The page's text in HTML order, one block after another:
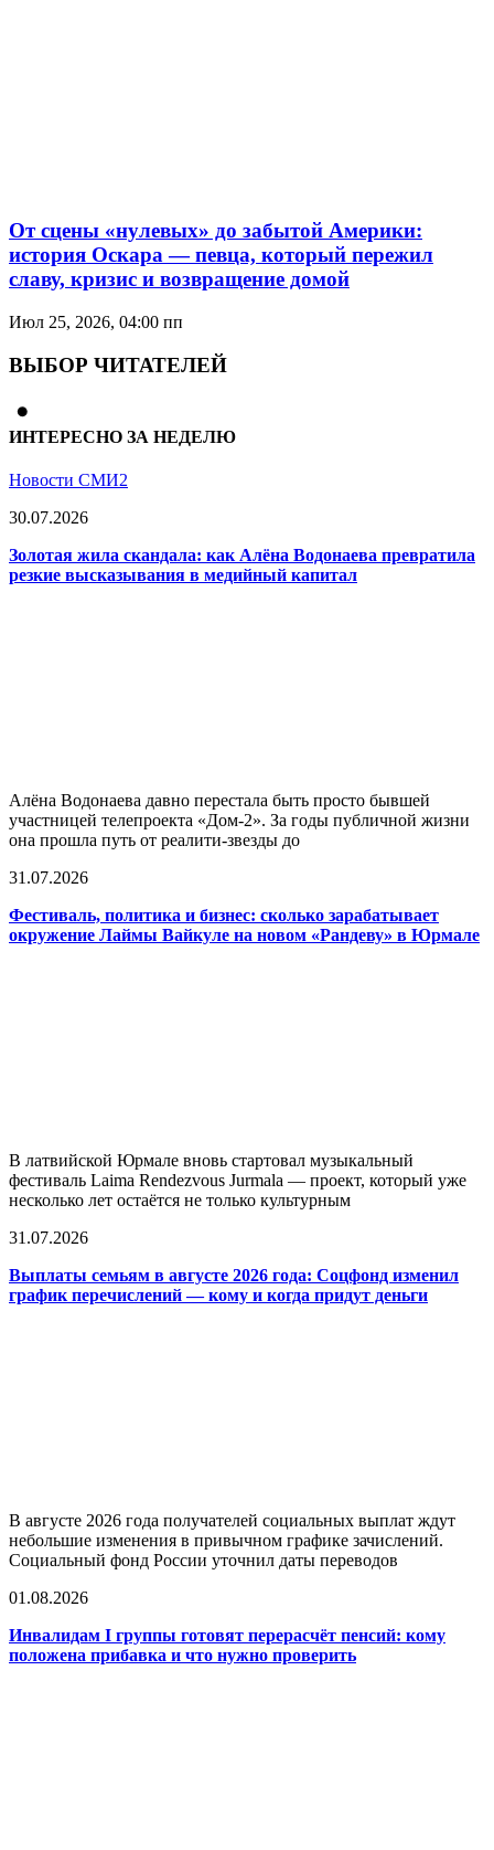
От сцены «нулевых» до забытой Америки:
история Оскара — певца, который пережил
славу, кризис и возвращение домой
Июл 25, 2026, 04:00 пп
ВЫБОР ЧИТАТЕЛЕЙ
ИНТЕРЕСНО ЗА НЕДЕЛЮ
Новости СМИ2
30.07.2026
Золотая жила скандала: как Алёна Водонаева превратила
резкие высказывания в медийный капитал
Алёна Водонаева давно перестала быть просто бывшей
участницей телепроекта «Дом-2». За годы публичной жизни
она прошла путь от реалити-звезды до
31.07.2026
Фестиваль, политика и бизнес: сколько зарабатывает
окружение Лаймы Вайкуле на новом «Рандеву» в Юрмале
В латвийской Юрмале вновь стартовал музыкальный
фестиваль Laima Rendezvous Jurmala — проект, который уже
несколько лет остаётся не только культурным
31.07.2026
Выплаты семьям в августе 2026 года: Соцфонд изменил
график перечислений — кому и когда придут деньги
В августе 2026 года получателей социальных выплат ждут
небольшие изменения в привычном графике зачислений.
Социальный фонд России уточнил даты переводов
01.08.2026
Инвалидам I группы готовят перерасчёт пенсий: кому
положена прибавка и что нужно проверить